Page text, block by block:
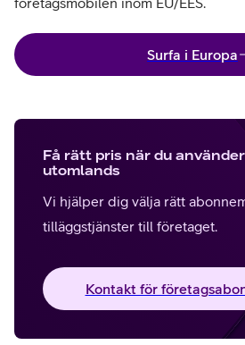
Surfa i Europa
Få rätt pris när du
utomlands
Vi hjälper dig välja rätt
tilläggstjänster till företaget.
Kontakt för